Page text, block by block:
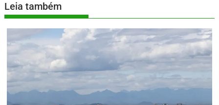
Leia também